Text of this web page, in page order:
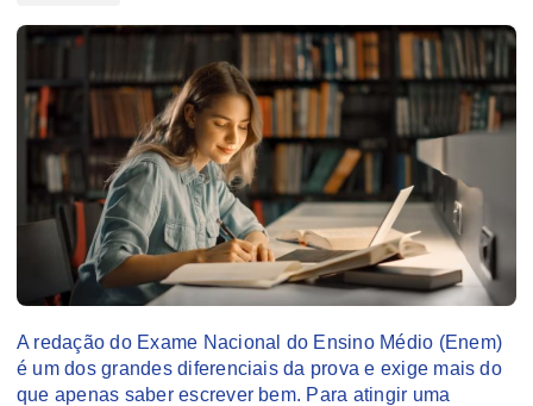
A redação do Exame Nacional do Ensino Médio (Enem)
é um dos grandes diferenciais da prova e exige mais do
que apenas saber escrever bem. Para atingir uma